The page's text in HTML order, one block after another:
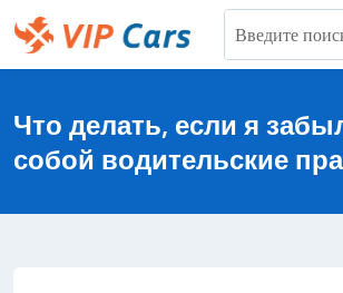
Перейти
к
основному
Help Center - начальная страница
Что делать, если я
собой водительские